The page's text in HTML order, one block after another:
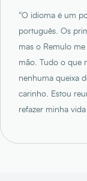
“O idioma é um
português. Os
mas o Remulo
mão. Tudo o que
nenhuma queixa
carinho. Estou
refazer minha